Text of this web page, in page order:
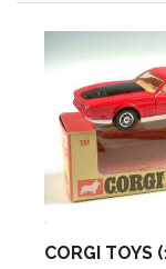
CORGI TOYS